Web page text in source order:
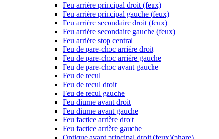
Feu arrière principal droit (feux)
Feu arrière principal gauche (feux)
Feu arrière secondaire droit (feux)
Feu arrière secondaire gauche (feux)
Feu arrière stop central
Feu de pare-choc arrière droit
Feu de pare-choc arrière gauche
Feu de pare-choc avant gauche
Feu de recul
Feu de recul droit
Feu de recul gauche
Feu diurne avant droit
Feu diurne avant gauche
Feu factice arrière droit
Feu factice arrière gauche
Optique avant principal droit (feux)(phare)